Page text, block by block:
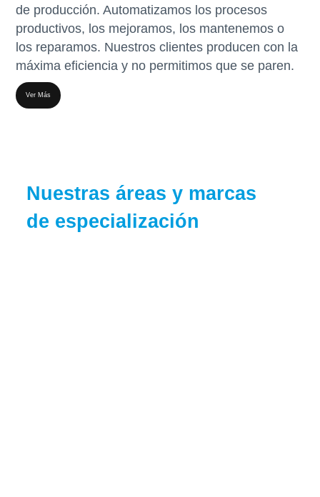
de producción. Automatizamos los procesos
productivos, los mejoramos, los mantenemos o
los reparamos. Nuestros clientes producen con la
máxima eficiencia y no permitimos que se paren.
Ver Más
Nuestras áreas y marcas
de especialización